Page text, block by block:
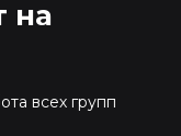
на
всех групп